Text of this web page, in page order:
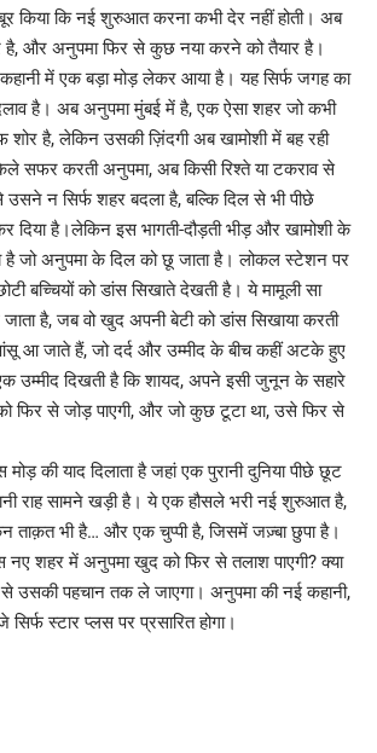
किया कि नई शुरुआत करना कभी देर नहीं होती। अब
है, और अनुपमा फिर से कुछ नया करने को तैयार है।
कहानी में एक बड़ा मोड़ लेकर आया है। यह सिर्फ जगह का
है। अब अनुपमा मुंबई में है, एक ऐसा शहर जो कभी
शोर है, लेकिन उसकी ज़िंदगी अब खामोशी में बह रही
सफर करती अनुपमा, अब किसी रिश्ते या टकराव से
न सिर्फ शहर बदला है, बल्कि दिल से भी पीछे
है।लेकिन इस भागती-दौड़ती भीड़ और खामोशी के
है जो अनुपमा के दिल को छू जाता है। लोकल स्टेशन पर
बच्चियों को डांस सिखाते देखती है। ये मामूली सा
है, जब वो खुद अपनी बेटी को डांस सिखाया करती
आ जाते हैं, जो दर्द और उम्मीद के बीच कहीं अटके हुए
दिखती है कि शायद, अपने इसी जुनून के सहारे
फिर से जोड़ पाएगी, और जो कुछ टूटा था, उसे फिर से
की याद दिलाता है जहां एक पुरानी दुनिया पीछे छूट
राह सामने खड़ी है। ये एक हौसले भरी नई शुरुआत है,
ताक़त भी है… और एक चुप्पी है, जिसमें जज़्बा छुपा है।
नए शहर में अनुपमा खुद को फिर से तलाश पाएगी? क्या
पहचान तक ले जाएगा। अनुपमा की नई कहानी,
स्टार प्लस पर प्रसारित होगा।